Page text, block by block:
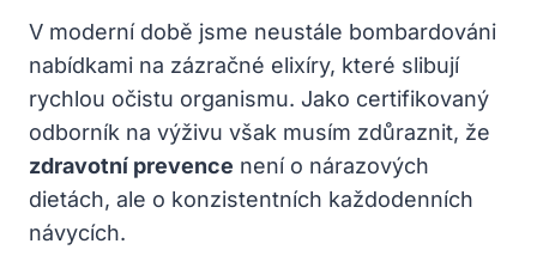
V moderní době jsme neustále bombardováni
nabídkami na zázračné elixíry, které slibují
rychlou očistu organismu. Jako certifikovaný
odborník na výživu však musím zdůraznit, že
zdravotní prevence není o nárazových
dietách, ale o konzistentních každodenních
návycích.